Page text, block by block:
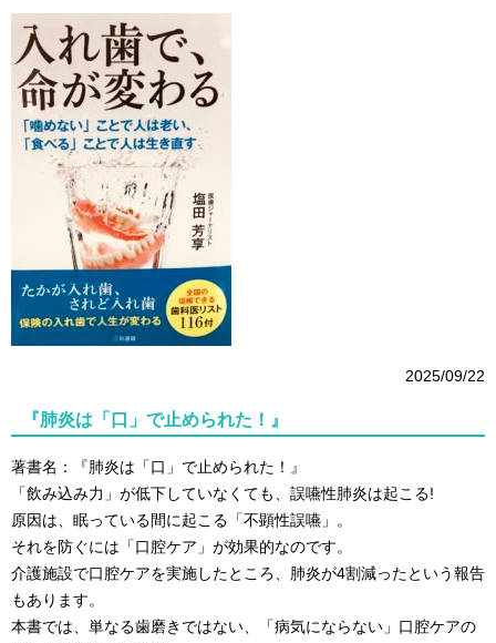
2025/09/22
『肺炎は「口」で止められた！』
著書名：『肺炎は「口」で止められた！』
「飲み込み力」が低下していなくても、誤嚥性肺炎は起こる!
原因は、眠っている間に起こる「不顕性誤嚥」。
それを防ぐには「口腔ケア」が効果的なのです。
介護施設で口腔ケアを実施したところ、肺炎が4割減ったという報告
もあります。
本書では、単なる歯磨きではない、「病気にならない」口腔ケアの